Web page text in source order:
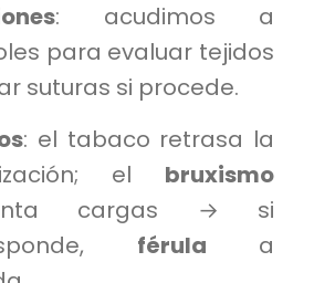
: acudimos a
para evaluar tejidos
suturas si procede.
: el tabaco retrasa la
el bruxismo
cargas → si
férula a